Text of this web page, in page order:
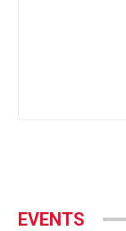
EVENTS